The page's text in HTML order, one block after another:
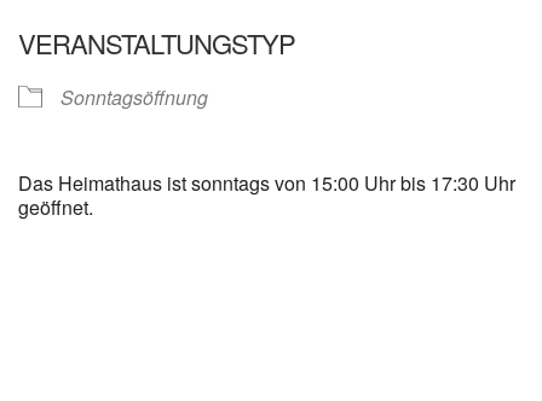
VERANSTALTUNGSTYP
Sonntagsöffnung
Das Heimathaus ist sonntags von 15:00 Uhr bis 17:30 Uhr
geöffnet.